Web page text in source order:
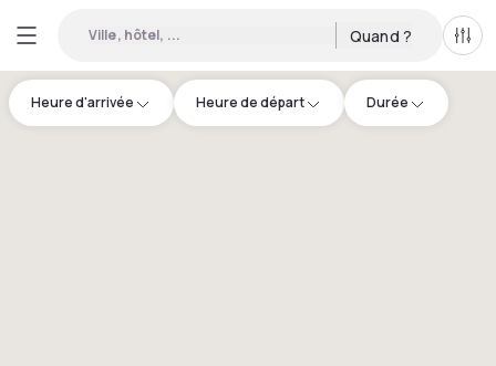
Ville, hôtel, ... Quand ?
Heure d'arrivée Heure de départ Durée